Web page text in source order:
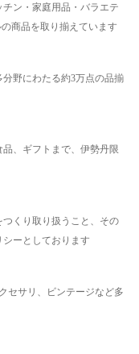
ン・家庭用品・バラエテ
商品を取り揃えています
野にわたる約3万点の品揃
、ギフトまで、伊勢丹限
くり取り扱うこと、その
ーとしております
セサリ、ビンテージなど多